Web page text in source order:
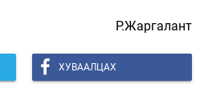
Р.Жаргалант
ХУВААЛЦАХ